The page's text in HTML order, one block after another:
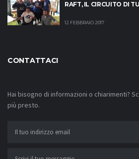
RAFT, IL CIRCUITO DI
12 FEBBRAIO 2017
CONTATTACI
Hai bisogno di informazioni o chiarimenti?
più presto.